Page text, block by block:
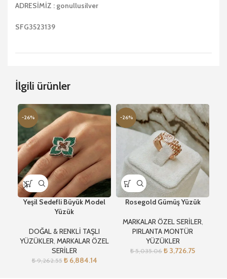
ADRESİMİZ : gonullusilver
SFG3523139
İlgili ürünler
-26%
Yeşil Sedefli Büyük Model
Yüzük
DOĞAL & RENKLİ TAŞLI
YÜZÜKLER, MARKALAR ÖZEL
SERİLER
₺9,262.55 ₺6,884.14
-26%
Rosegold Gümüş Yüzük
MARKALAR ÖZEL SERİLER,
PIRLANTA MONTÜR
YÜZÜKLER
₺5,035.06 ₺ 3,726.75